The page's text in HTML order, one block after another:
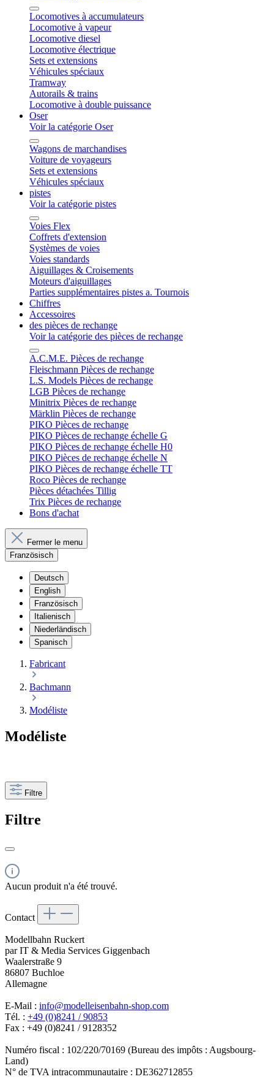
Locomotives à accumulateurs
Locomotive à vapeur
Locomotive diesel
Locomotive électrique
Sets et extensions
Véhicules spéciaux
Tramway
Autorails & trains
Locomotive à double puissance
Oser
Voir la catégorie Oser
Wagons de marchandises
Voiture de voyageurs
Sets et extensions
Véhicules spéciaux
pistes
Voir la catégorie pistes
Voies Flex
Coffrets d'extension
Systèmes de voies
Voies standards
Aiguillages & Croisements
Moteurs d'aiguillages
Parties supplémentaires pistes a. Tournois
Chiffres
Accessoires
des pièces de rechange
Voir la catégorie des pièces de rechange
A.C.M.E. Pièces de rechange
Fleischmann Pièces de rechange
L.S. Models Pièces de rechange
LGB Pièces de rechange
Minitrix Pièces de rechange
Märklin Pièces de rechange
PIKO Pièces de rechange
PIKO Pièces de rechange échelle G
PIKO Pièces de rechange échelle H0
PIKO Pièces de rechange échelle N
PIKO Pièces de rechange échelle TT
Roco Pièces de rechange
Pièces détachées Tillig
Trix Pièces de rechange
Bons d'achat
Fermer le menu
Französisch
Deutsch
English
Französisch
Italienisch
Niederländisch
Spanisch
Fabricant
Bachmann
Modéliste
Modéliste
Filtre
Filtre
Aucun produit n'a été trouvé.
Contact
Modellbahn Ruckert
par IT & Media Services Giggenbach
Waalerstraße 9
86807 Buchloe
Allemagne
E-Mail : info@modelleisenbahn-shop.com
Tél. : +49 (0)8241 / 90853
Fax : +49 (0)8241 / 9128352
Numéro fiscal : 102/220/70169 (Bureau des impôts : Augsbourg-
Land)
N° de TVA intracommunautaire : DE362712855